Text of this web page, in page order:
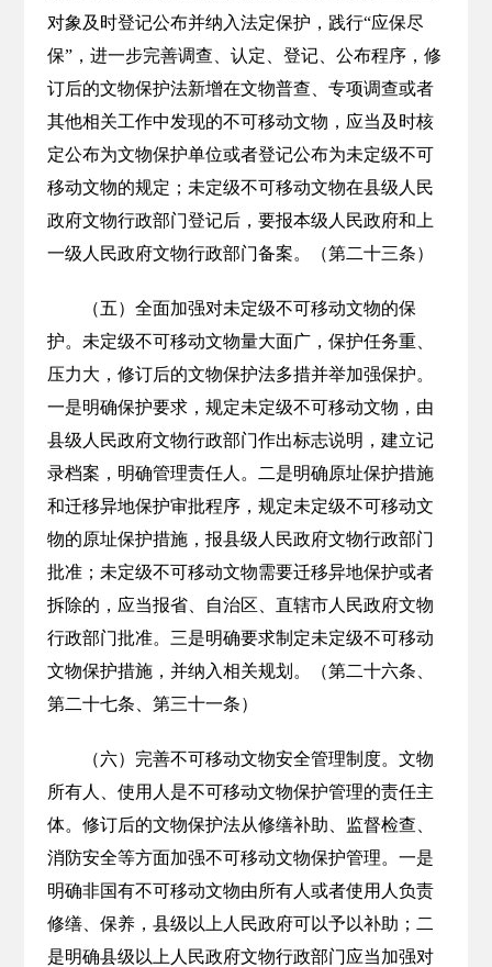
对象及时登记公布并纳入法定保护，践行“应保尽
保”，进一步完善调查、认定、登记、公布程序，修
订后的文物保护法新增在文物普查、专项调查或者
其他相关工作中发现的不可移动文物，应当及时核
定公布为文物保护单位或者登记公布为未定级不可
移动文物的规定；未定级不可移动文物在县级人民
政府文物行政部门登记后，要报本级人民政府和上
一级人民政府文物行政部门备案。（第二十三条）
（五）全面加强对未定级不可移动文物的保
护。未定级不可移动文物量大面广，保护任务重、
压力大，修订后的文物保护法多措并举加强保护。
一是明确保护要求，规定未定级不可移动文物，由
县级人民政府文物行政部门作出标志说明，建立记
录档案，明确管理责任人。二是明确原址保护措施
和迁移异地保护审批程序，规定未定级不可移动文
物的原址保护措施，报县级人民政府文物行政部门
批准；未定级不可移动文物需要迁移异地保护或者
拆除的，应当报省、自治区、直辖市人民政府文物
行政部门批准。三是明确要求制定未定级不可移动
文物保护措施，并纳入相关规划。（第二十六条、
第二十七条、第三十一条）
（六）完善不可移动文物安全管理制度。文物
所有人、使用人是不可移动文物保护管理的责任主
体。修订后的文物保护法从修缮补助、监督检查、
消防安全等方面加强不可移动文物保护管理。一是
明确非国有不可移动文物由所有人或者使用人负责
修缮、保养，县级以上人民政府可以予以补助；二
是明确县级以上人民政府文物行政部门应当加强对